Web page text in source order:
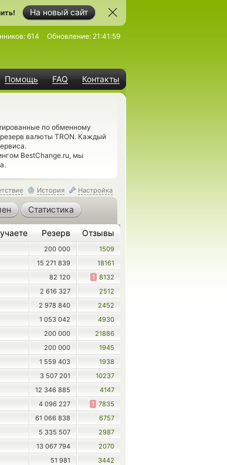
На новый сайт
Помощь FAQ Контакты
614 Обновление: 21:41:59
по обменному
валюты TRON. Каждый
BestChange.ru, мы
История Настройка
Статистика
Резерв Отзывы
200 000
1509
15 271 839
18161
82 120 1 8132
2 616 327
2512
2 978 840
2452
1 053 042
4930
200 000
21886
200 000
1945
1 559 403
1938
3 507 201
10237
12 346 885
4147
4 096 227 1 7835
61 066 838
6757
5 335 507
2987
13 067 794
2070
51 981
3442